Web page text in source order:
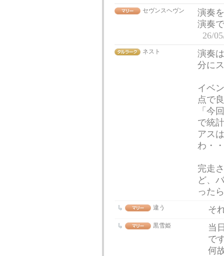
セヴンスヘヴン
演奏
演奏
26/
ネスト
演奏
分に
イベ
点で
「今
で統
アス
わ・
完走
ど、
った
違う そ
黒雪姫
当
で
何